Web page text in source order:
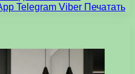
Telegram Viber Печатать